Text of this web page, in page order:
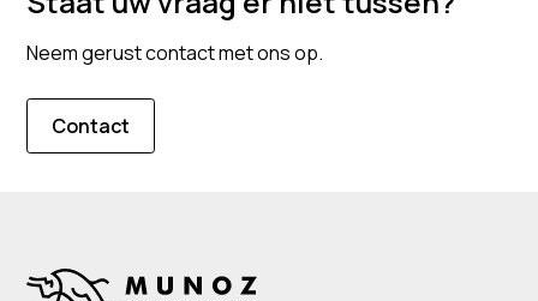
buitenlanders), en bewijs van financiële middelen
nodig. Wij helpen u bij het verkrijgen van alle benodigde
Neem gerust contact met ons op.
Contact